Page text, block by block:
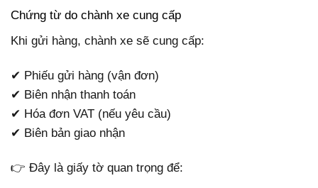
Chứng từ do chành xe cung cấp
Khi gửi hàng, chành xe sẽ cung cấp:
✔ Phiếu gửi hàng (vận đơn)
✔ Biên nhận thanh toán
✔ Hóa đơn VAT (nếu yêu cầu)
✔ Biên bản giao nhận
👉 Đây là giấy tờ quan trọng để: